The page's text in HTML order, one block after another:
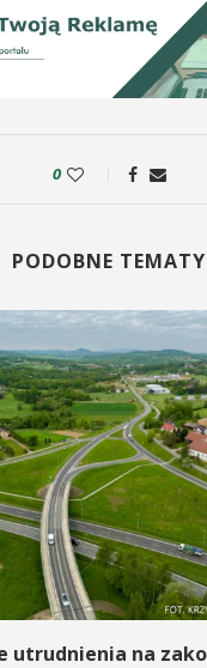
0
PODOBNE TEMATY
utrudnienia na